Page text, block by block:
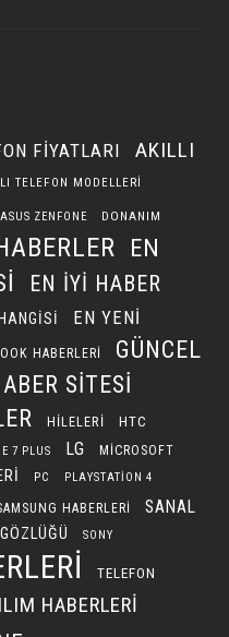
FIYATLARI
AKILLI
TELEFON MODELLERI
ASUS ZENFONE DONANIM
EN
EN IYI HABER
EN YENI
HABERLERI
GÜNCEL
SITESI
HILELERI HTC
7 PLUS LG MICROSOFT
PC PLAYSTATION 4
HABERLERI
SANAL
SONY
TELEFON
HABERLERI